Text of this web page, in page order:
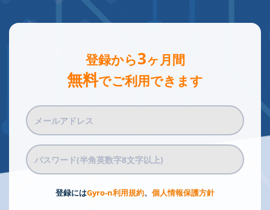
登録から3ヶ月間
無料でご利用できます
登録にはGyro-n利用規約、 個人情報保護方針